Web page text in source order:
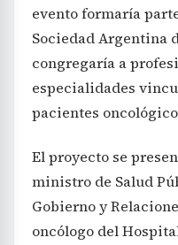
evento formaría
Sociedad Argentina
congregaría a
especialidades
pacientes
El proyecto se
ministro de Salud
Gobierno y
oncólogo del